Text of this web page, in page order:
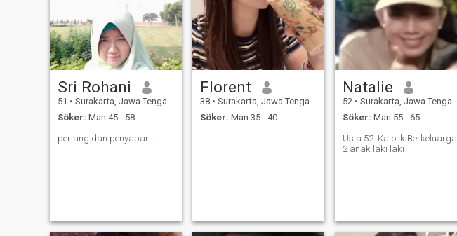
Sri Rohani
51 • Surakarta, Jawa Tengah, Indonesien
Söker: Man 45 - 58
periang dan penyabar
Florent
38 • Surakarta, Jawa Tengah, Indonesien
Söker: Man 35 - 40
Natalie
52 • Surakarta, Jawa Tengah, Indonesien
Söker: Man 55 - 65
Usia 52. Katolik Berkeluarga
2 anak laki laki